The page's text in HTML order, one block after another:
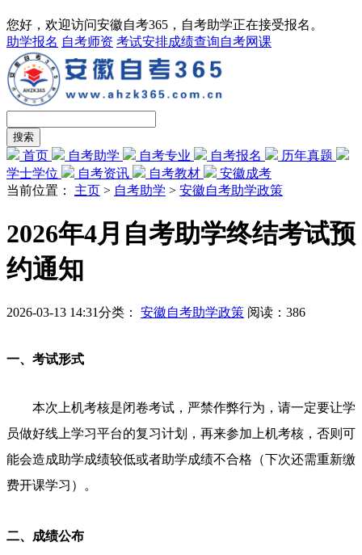
您好，欢迎访问安徽自考365，自考助学正在接受报名。
助学报名 自考师资 考试安排成绩查询自考网课
首页 自考助学 自考专业 自考报名
历年真题
学士学位
自考资讯 自考教材
安徽成考
当前位置： 主页 > 自考助学 > 安徽自考助学政策
2026年4月自考助学终结考试预
约通知
2026-03-13 14:31分类： 安徽自考助学政策 阅读： 386
一、考试形式
本次上机考核是闭卷考试，严禁作弊行为，请一定要让学
员做好线上学习平台的复习计划，再来参加上机考核，否则可
能会造成助学成绩较低或者助学成绩不合格（下次还需重新缴
费开课学习）。
二、成绩公布